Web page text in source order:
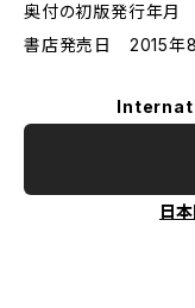
奥付の初版発行年月
書店発売日 2015年
日